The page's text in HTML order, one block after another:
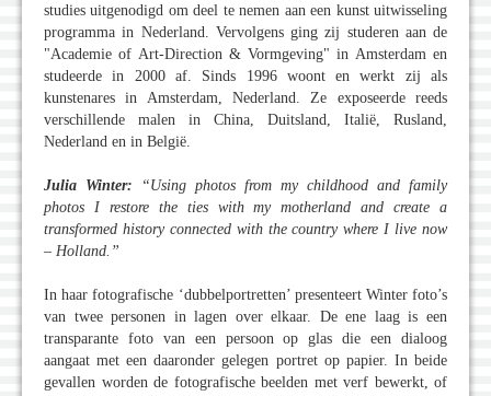
studies uitgenodigd om deel te nemen aan een kunst uitwisseling
programma in Nederland. Vervolgens ging zij studeren aan de
"Academie of Art-Direction & Vormgeving" in Amsterdam en
studeerde in 2000 af. Sinds 1996 woont en werkt zij als
kunstenares in Amsterdam, Nederland. Ze exposeerde reeds
verschillende malen in China, Duitsland, Italië, Rusland,
Nederland en in België.
Julia Winter: “Using photos from my childhood and family
photos I restore the ties with my motherland and create a
transformed history connected with the country where I live now
– Holland.”
In haar fotografische ‘dubbelportretten’ presenteert Winter foto’s
van twee personen in lagen over elkaar. De ene laag is een
transparante foto van een persoon op glas die een dialoog
aangaat met een daaronder gelegen portret op papier. In beide
gevallen worden de fotografische beelden met verf bewerkt, of